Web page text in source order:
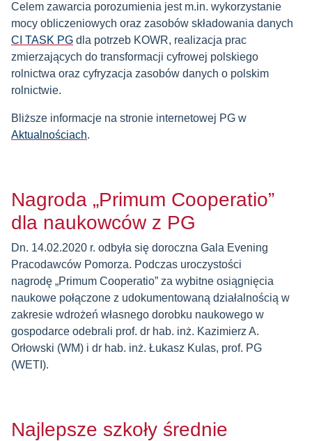
Celem zawarcia porozumienia jest m.in. wykorzystanie
mocy obliczeniowych oraz zasobów składowania danych
CI TASK PG dla potrzeb KOWR, realizacja prac
zmierzających do transformacji cyfrowej polskiego
rolnictwa oraz cyfryzacja zasobów danych o polskim
rolnictwie.
Bliższe informacje na stronie internetowej PG w
Aktualnościach.
Nagroda „Primum Cooperatio”
dla naukowców z PG
Dn. 14.02.2020 r. odbyła się doroczna Gala Evening
Pracodawców Pomorza. Podczas uroczystości
nagrodę „Primum Cooperatio” za wybitne osiągnięcia
naukowe połączone z udokumentowaną działalnością w
zakresie wdrożeń własnego dorobku naukowego w
gospodarce odebrali prof. dr hab. inż. Kazimierz A.
Orłowski (WM) i dr hab. inż. Łukasz Kulas, prof. PG
(WETI).
Najlepsze szkoły średnie